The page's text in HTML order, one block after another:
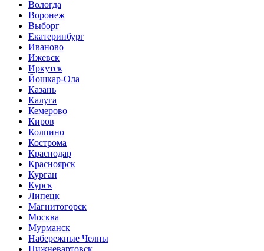
Вологда
Воронеж
Выборг
Екатеринбург
Иваново
Ижевск
Иркутск
Йошкар-Ола
Казань
Калуга
Кемерово
Киров
Колпино
Кострома
Краснодар
Красноярск
Курган
Курск
Липецк
Магнитогорск
Москва
Мурманск
Набережные Челны
Нижневартовск